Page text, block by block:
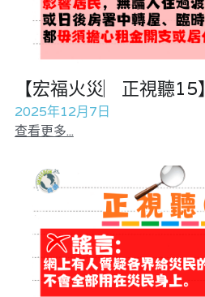
【宏福火災︳正視聽15】
2025年12月7日
查看更多...